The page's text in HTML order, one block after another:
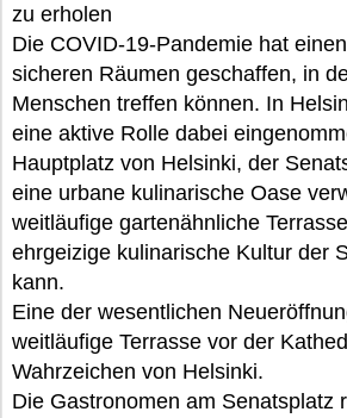
zu erholen
Die COVID-19-Pandemie hat
sicheren Räumen geschaffen, in
Menschen treffen können. In
eine aktive Rolle dabei
Hauptplatz von Helsinki, der
eine urbane kulinarische Oase
weitläufige gartenähnliche
ehrgeizige kulinarische Kultur der
kann.
Eine der wesentlichen
weitläufige Terrasse vor der
Wahrzeichen von Helsinki.
Die Gastronomen am Senatsplatz